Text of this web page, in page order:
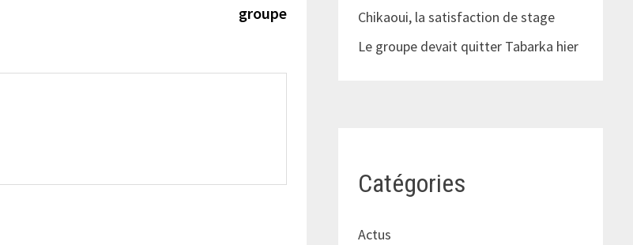
groupe
Chikaoui, la satisfaction de stage
Le groupe devait quitter Tabarka hier
Catégories
Actus